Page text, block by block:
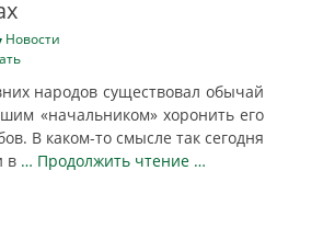
Новости
народов существовал обычай
«начальником» хоронить его
В каком-то смысле так сегодня
в … Продолжить чтение …